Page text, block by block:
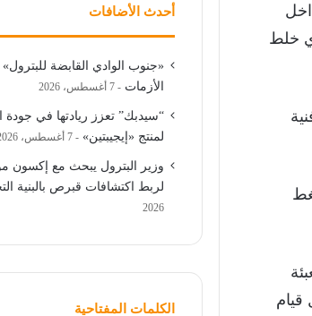
خلط
قيام
أحدث الأضافات
«جنوب الوادي القابضة
الأزمات
7 أغسطس، 2026
“سيدبك” تعزز ريادتها في جودة
لمنتج «إيجيبتين»
7 أغسطس، 2026
وزير البترول يبحث مع إكسون
لربط اكتشافات قبرص بالبنية
2026
الكلمات المفتاحية